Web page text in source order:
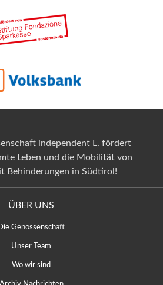
independent L. fördert
Leben und die Mobilität von
Behinderungen in Südtirol!
ÜBER UNS
Genossenschaft
Unser Team
Wo wir sind